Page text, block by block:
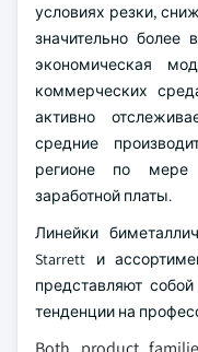
условиях резки,
значительно более
экономическая
коммерческих
активно
средние
регионе по мере
заработной платы.
Линейки
Starrett и
представляют
тенденции на